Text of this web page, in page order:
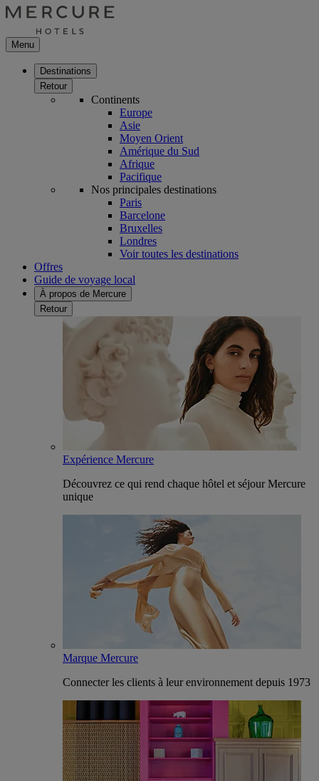
Menu
Destinations
Retour
Continents
Europe
Asie
Moyen Orient
Amérique du Sud
Afrique
Pacifique
Nos principales destinations
Paris
Barcelone
Bruxelles
Londres
Voir toutes les destinations
Offres
Guide de voyage local
À propos de Mercure
Retour
Expérience Mercure
Découvrez ce qui rend chaque hôtel et séjour Mercure
unique
Marque Mercure
Connecter les clients à leur environnement depuis 1973